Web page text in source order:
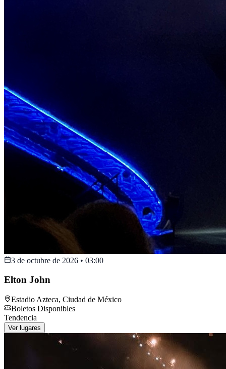
3 de octubre de 2026 • 03:00
Elton John
Estadio Azteca, Ciudad de México
Boletos Disponibles
Tendencia
Ver lugares